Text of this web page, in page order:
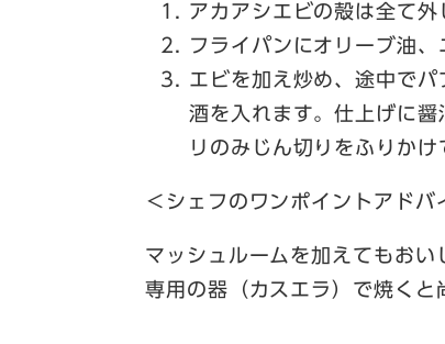
アカアシエビの殻は全て外
フライパンにオリーブ油、
エビを加え炒め、途中で
酒を入れます。仕上げに
リのみじん切りをふりかけ
＜シェフのワンポイントアドバ
マッシュルームを加えてもおい
専用の器（カスエラ）で焼くと